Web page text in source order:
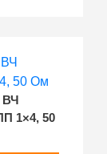
ВЧ
1×4, 50